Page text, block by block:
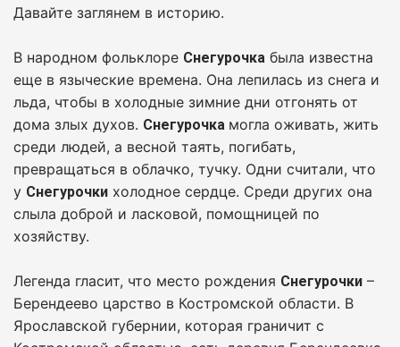
Давайте заглянем в историю.
В народном фольклоре Снегурочка была известна
еще в языческие времена. Она лепилась из снега и
льда, чтобы в холодные зимние дни отгонять от
дома злых духов. Снегурочка могла оживать, жить
среди людей, а весной таять, погибать,
превращаться в облачко, тучку. Одни считали, что
у Снегурочки холодное сердце. Среди других она
слыла доброй и ласковой, помощницей по
хозяйству.
Легенда гласит, что место рождения Снегурочки –
Берендеево царство в Костромской области. В
Ярославской губернии, которая граничит с